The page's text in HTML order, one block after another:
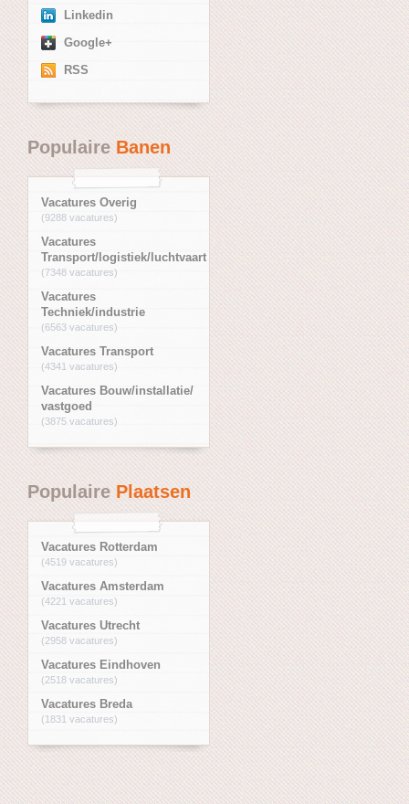
Linkedin
Google+
RSS
PopulaireBanen
Vacatures Overig
(9288 vacatures)
Vacatures
Transport/logistiek/luchtvaart
(7348 vacatures)
Vacatures
Techniek/industrie
(6563 vacatures)
Vacatures Transport
(4341 vacatures)
Vacatures Bouw/installatie/
vastgoed
(3875 vacatures)
PopulairePlaatsen
Vacatures Rotterdam
(4519 vacatures)
Vacatures Amsterdam
(4221 vacatures)
Vacatures Utrecht
(2958 vacatures)
Vacatures Eindhoven
(2518 vacatures)
Vacatures Breda
(1831 vacatures)